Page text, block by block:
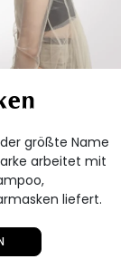
größte Name
arbeitet mit
liefert.